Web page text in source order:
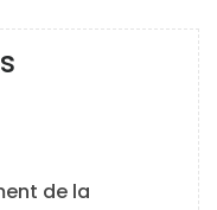
de la